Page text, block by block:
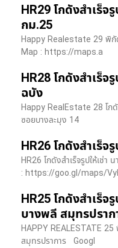
HR29 โกดังสำเร็จ
กม.25
Happy Realestate 29 พิกั
Map : ​https://maps.a
HR28 โกดังสำเร็จ
ฉบัง
Happy RealEstate 28 โก
ซอยบางละมุง 14
HR26 โกดังสำเร็จ
HR26 โกดังสำเร็จรูปให้เช่
: https://goo.gl/maps/
HR25 โกดังสำเร็จ
บางพลี สมุทรปราก
HAPPY REALESTATE
สมุทรปราการ Googl